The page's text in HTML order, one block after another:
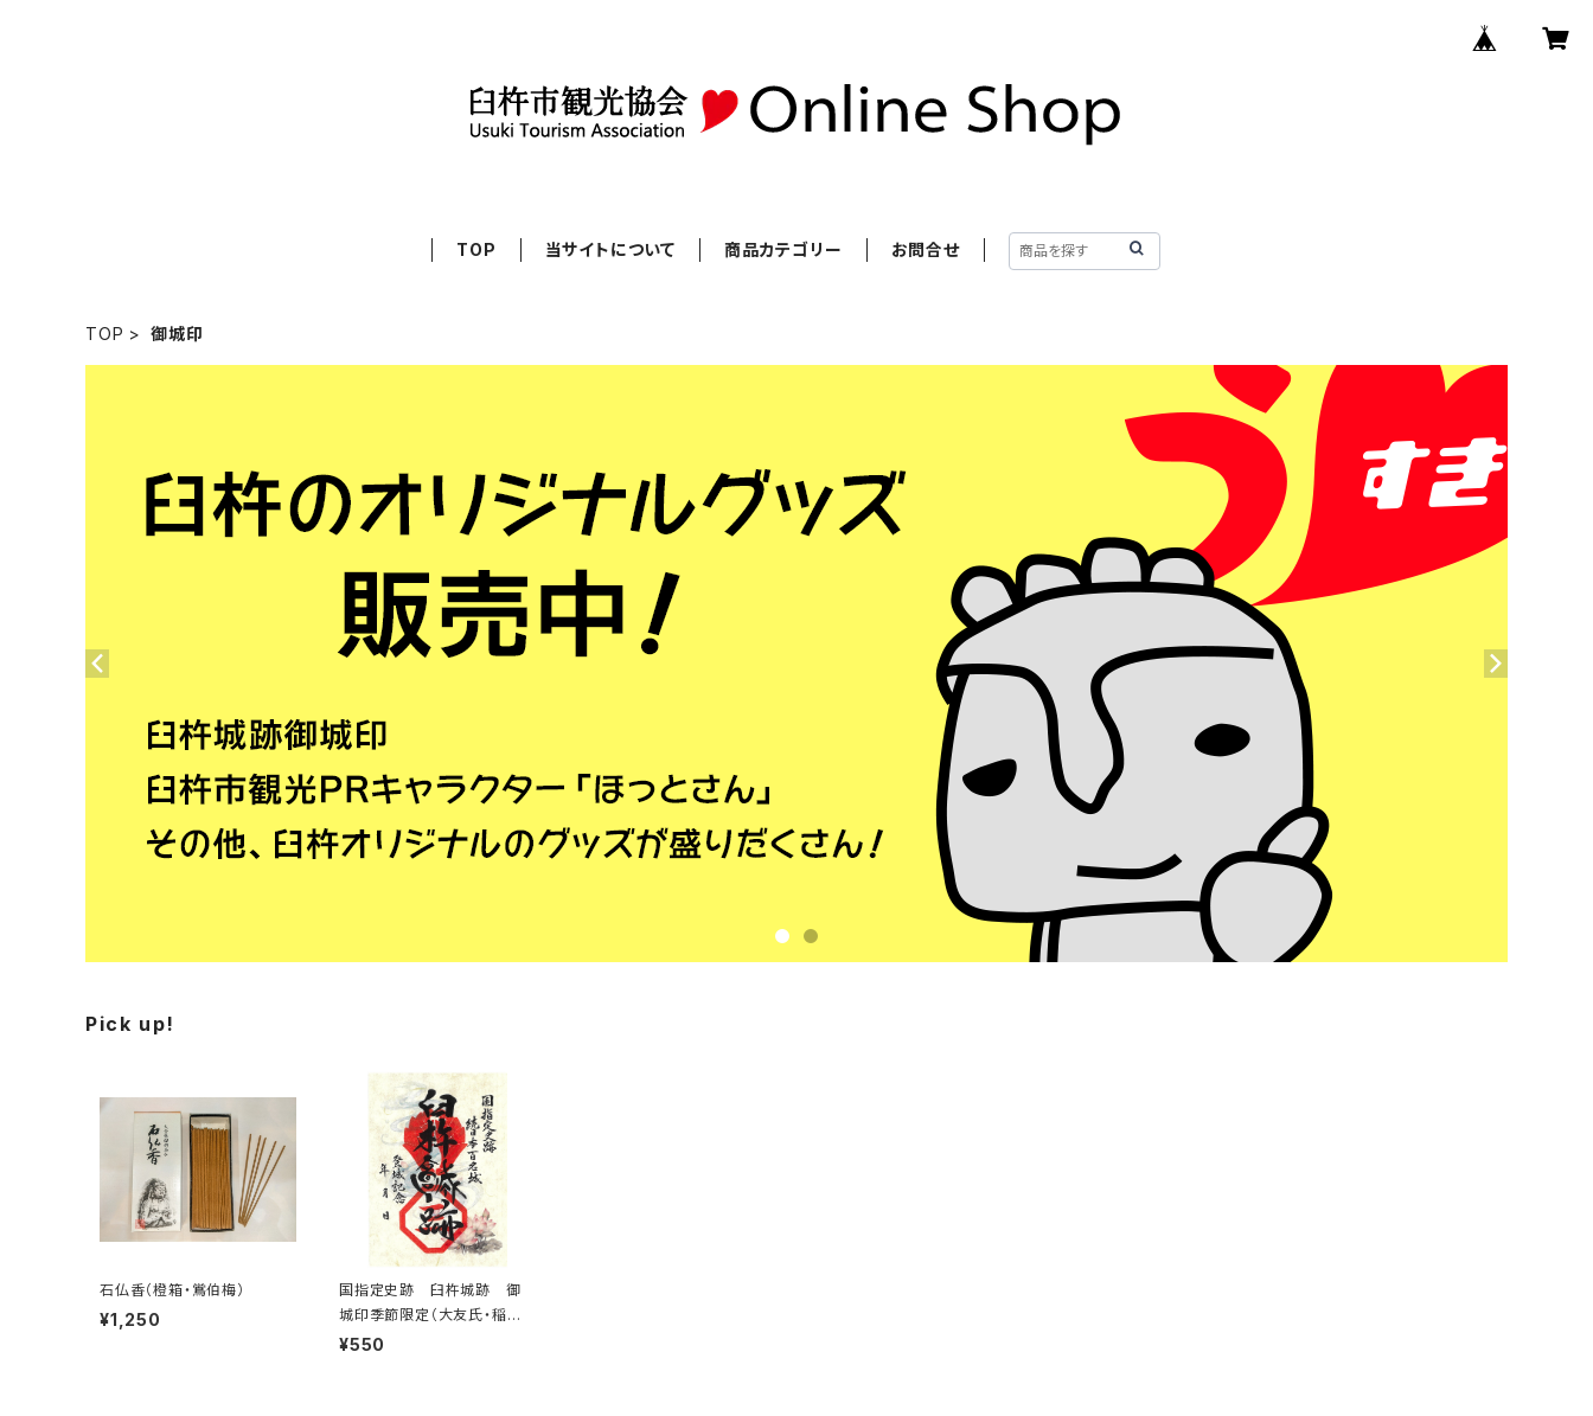
TOP 当サイトについて 商品カテゴリー お問合せ
TOP 御城印
Pick up!
石仏香（橙箱・鴬伯梅）
¥1,250
国指定史跡 臼杵城跡 御
城印季節限定（大友氏・稲葉
氏家紋入り）
¥550